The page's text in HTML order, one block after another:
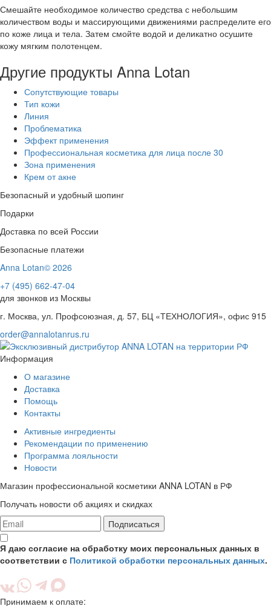
Смешайте необходимое количество средства с небольшим
количеством воды и массирующими движениями распределите его
по коже лица и тела. Затем смойте водой и деликатно осушите
кожу мягким полотенцем.
Другие продукты Anna Lotan
Сопутствующие товары
Тип кожи
Линия
Проблематика
Эффект применения
Профессиональная косметика для лица после 30
Зона применения
Крем от акне
Безопасный и удобный шопинг
Подарки
Доставка по всей России
Безопасные платежи
Anna Lotan© 2026
+7 (495) 662-47-04
для звонков из Москвы
г. Москва, ул. Профсоюзная, д. 57, БЦ «ТЕХНОЛОГИЯ», офис 915
order@annalotanrus.ru
Информация
О магазине
Доставка
Помощь
Контакты
Активные ингредиенты
Рекомендации по применению
Программа лояльности
Новости
Магазин профессиональной косметики ANNA LOTAN в РФ
Получать новости об акциях и скидках
Подписаться
Я даю согласие на обработку моих персональных данных в
соответствии с Политикой обработки персональных данных.
Принимаем к оплате: